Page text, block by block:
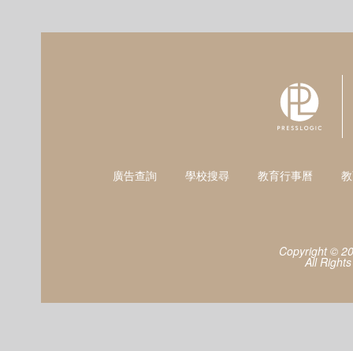
廣告查詢 學校搜尋 教育行事曆
Copyright ©
All